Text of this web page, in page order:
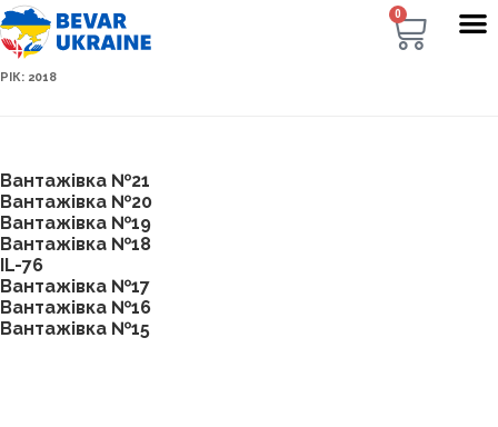
0
РІК: 2018
Вантажівка №21
Вантажівка №20
Вантажівка №19
Вантажівка №18
IL-76
Вантажівка №17
Вантажівка №16
Вантажівка №15